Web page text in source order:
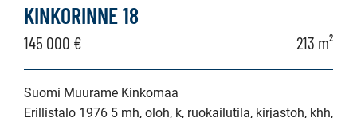
KINKORINNE 18
145 000 € 213 m²
Suomi Muurame Kinkomaa
Erillistalo 1976 5 mh, oloh, k, ruokailutila, kirjastoh, khh,